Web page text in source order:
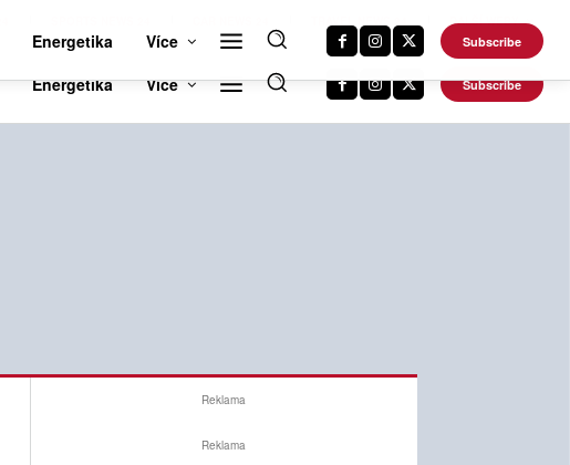
DALŠÍ WEBY
Energetika Více Subscribe
Reklama
Reklama